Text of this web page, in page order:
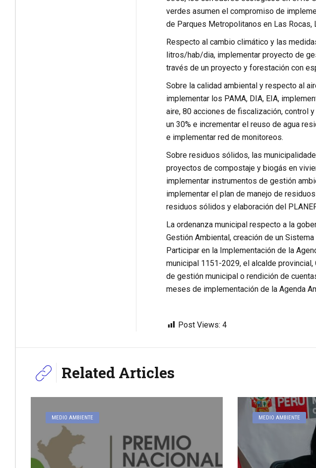
verdes asumen el compromiso de
de Parques Metropolitanos en Las Rocas,
Respecto al cambio climático y las
litros/hab/dia, implementar proyecto de
través de un proyecto y forestación con
Sobre la calidad ambiental y respecto al
implementar los PAMA, DIA, EIA,
aire, 80 acciones de fiscalización, control
un 30% e incrementar el reuso de agua
e implementar red de monitoreos.
Sobre residuos sólidos, las
proyectos de compostaje y biogás en
implementar instrumentos de gestión
implementar el plan de manejo de
residuos sólidos y elaboración del
La ordenanza municipal respecto a la
Gestión Ambiental, creación de un
Participar en la Implementación de la
municipal 1151-2029, el alcalde
de gestión municipal o rendición de
meses de implementación de la Agenda
Post Views: 4
Related Articles
MEDIO AMBIENTE MEDIO AMBIENTE